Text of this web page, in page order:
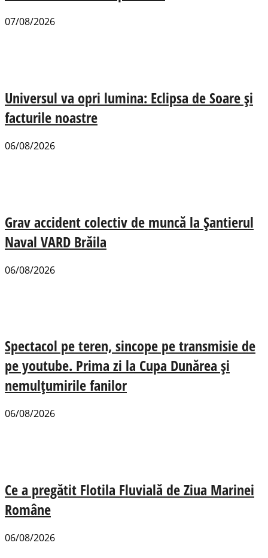
07/08/2026
Universul va opri lumina: Eclipsa de Soare și
facturile noastre
06/08/2026
Grav accident colectiv de muncă la Șantierul
Naval VARD Brăila
06/08/2026
Spectacol pe teren, sincope pe transmisie de
pe youtube. Prima zi la Cupa Dunărea și
nemulțumirile fanilor
06/08/2026
Ce a pregătit Flotila Fluvială de Ziua Marinei
Române
06/08/2026